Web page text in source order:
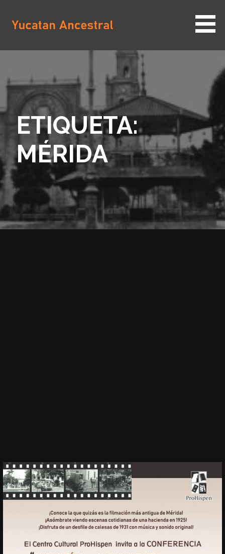
contenido
YUCATAN ANCESTRAL
ETIQUETA:
MÉRIDA